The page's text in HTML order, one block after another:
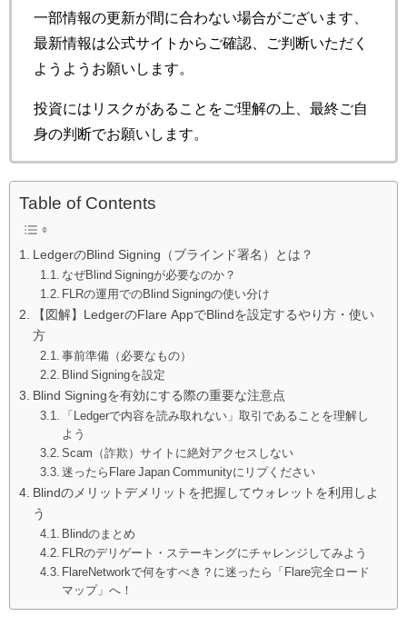
一部情報の更新が間に合わない場合がございます、
最新情報は公式サイトからご確認、ご判断いただく
ようようお願いします。
投資にはリスクがあることをご理解の上、最終ご自
身の判断でお願いします。
Table of Contents
LedgerのBlind Signing（ブラインド署名）とは？
なぜBlind Signingが必要なのか？
FLRの運用でのBlind Signingの使い分け
【図解】LedgerのFlare AppでBlindを設定するやり方・使い
方
事前準備（必要なもの）
Blind Signingを設定
Blind Signingを有効にする際の重要な注意点
「Ledgerで内容を読み取れない」取引であることを理解し
よう
Scam（詐欺）サイトに絶対アクセスしない
迷ったらFlare Japan Communityにリプください
Blindのメリットデメリットを把握してウォレットを利用しよ
う
Blindのまとめ
FLRのデリゲート・ステーキングにチャレンジしてみよう
FlareNetworkで何をすべき？に迷ったら「Flare完全ロード
マップ」へ！